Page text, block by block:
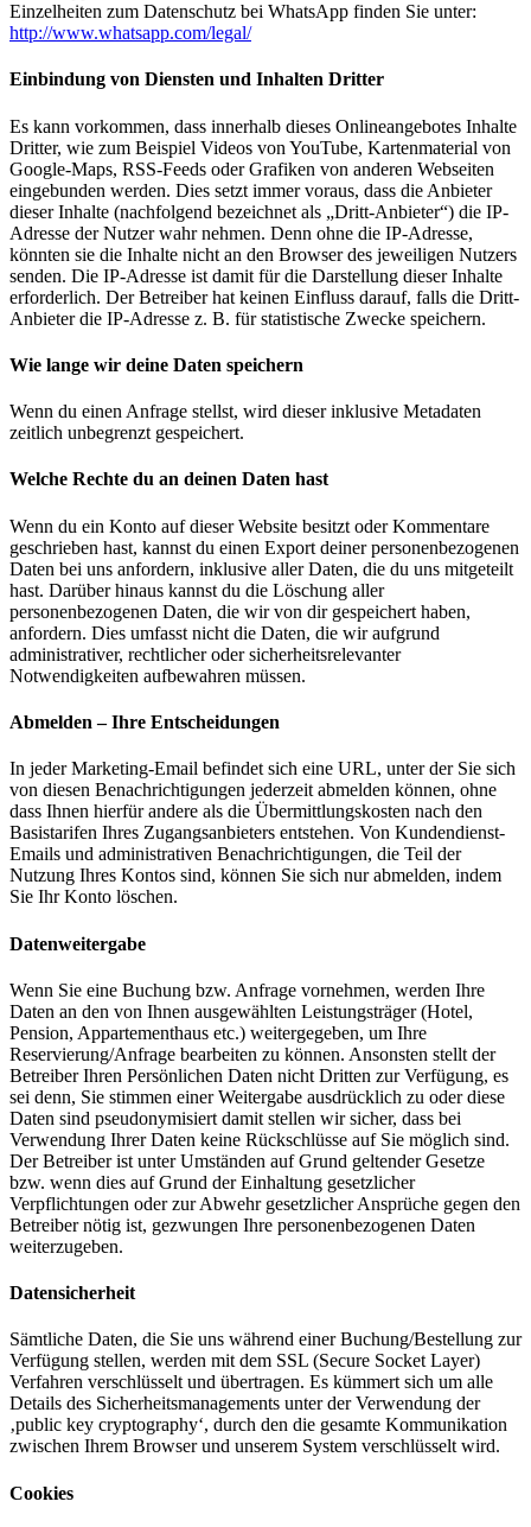
Einzelheiten zum Datenschutz bei WhatsApp finden Sie unter:
http://www.whatsapp.com/legal/
Einbindung von Diensten und Inhalten Dritter
Es kann vorkommen, dass innerhalb dieses Onlineangebotes Inhalte
Dritter, wie zum Beispiel Videos von YouTube, Kartenmaterial von
Google-Maps, RSS-Feeds oder Grafiken von anderen Webseiten
eingebunden werden. Dies setzt immer voraus, dass die Anbieter
dieser Inhalte (nachfolgend bezeichnet als „Dritt-Anbieter“) die IP-
Adresse der Nutzer wahr nehmen. Denn ohne die IP-Adresse,
könnten sie die Inhalte nicht an den Browser des jeweiligen Nutzers
senden. Die IP-Adresse ist damit für die Darstellung dieser Inhalte
erforderlich. Der Betreiber hat keinen Einfluss darauf, falls die Dritt-
Anbieter die IP-Adresse z. B. für statistische Zwecke speichern.
Wie lange wir deine Daten speichern
Wenn du einen Anfrage stellst, wird dieser inklusive Metadaten
zeitlich unbegrenzt gespeichert.
Welche Rechte du an deinen Daten hast
Wenn du ein Konto auf dieser Website besitzt oder Kommentare
geschrieben hast, kannst du einen Export deiner personenbezogenen
Daten bei uns anfordern, inklusive aller Daten, die du uns mitgeteilt
hast. Darüber hinaus kannst du die Löschung aller
personenbezogenen Daten, die wir von dir gespeichert haben,
anfordern. Dies umfasst nicht die Daten, die wir aufgrund
administrativer, rechtlicher oder sicherheitsrelevanter
Notwendigkeiten aufbewahren müssen.
Abmelden – Ihre Entscheidungen
In jeder Marketing-Email befindet sich eine URL, unter der Sie sich
von diesen Benachrichtigungen jederzeit abmelden können, ohne
dass Ihnen hierfür andere als die Übermittlungskosten nach den
Basistarifen Ihres Zugangsanbieters entstehen. Von Kundendienst-
Emails und administrativen Benachrichtigungen, die Teil der
Nutzung Ihres Kontos sind, können Sie sich nur abmelden, indem
Sie Ihr Konto löschen.
Datenweitergabe
Wenn Sie eine Buchung bzw. Anfrage vornehmen, werden Ihre
Daten an den von Ihnen ausgewählten Leistungsträger (Hotel,
Pension, Appartementhaus etc.) weitergegeben, um Ihre
Reservierung/Anfrage bearbeiten zu können. Ansonsten stellt der
Betreiber Ihren Persönlichen Daten nicht Dritten zur Verfügung, es
sei denn, Sie stimmen einer Weitergabe ausdrücklich zu oder diese
Daten sind pseudonymisiert damit stellen wir sicher, dass bei
Verwendung Ihrer Daten keine Rückschlüsse auf Sie möglich sind.
Der Betreiber ist unter Umständen auf Grund geltender Gesetze
bzw. wenn dies auf Grund der Einhaltung gesetzlicher
Verpflichtungen oder zur Abwehr gesetzlicher Ansprüche gegen den
Betreiber nötig ist, gezwungen Ihre personenbezogenen Daten
weiterzugeben.
Datensicherheit
Sämtliche Daten, die Sie uns während einer Buchung/Bestellung zur
Verfügung stellen, werden mit dem SSL (Secure Socket Layer)
Verfahren verschlüsselt und übertragen. Es kümmert sich um alle
Details des Sicherheitsmanagements unter der Verwendung der
‚public key cryptography‘, durch den die gesamte Kommunikation
zwischen Ihrem Browser und unserem System verschlüsselt wird.
Cookies